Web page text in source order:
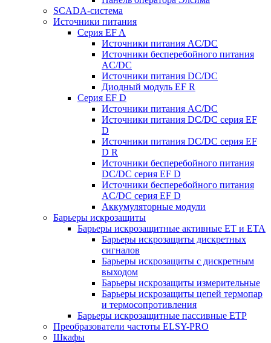
SCADA-система
Источники питания
Серия EF A
Источники питания AC/DC
Источники бесперебойного питания
AC/DC
Источники питания DC/DC
Диодный модуль EF R
Серия EF D
Источники питания AC/DC
Источники питания DC/DC серия EF
D
Источники питания DC/DC серия EF
D R
Источники бесперебойного питания
DC/DC серия EF D
Источники бесперебойного питания
AC/DC серия EF D
Аккумуляторные модули
Барьеры искрозащиты
Барьеры искрозащитные активные ET и ETA
Барьеры искрозащиты дискретных
сигналов
Барьеры искрозащиты с дискретным
выходом
Барьеры искрозащиты измерительные
Барьеры искрозащиты цепей термопар
и термосопротивления
Барьеры искрозащитные пассивные ЕТР
Преобразователи частоты ELSY-PRO
Шкафы